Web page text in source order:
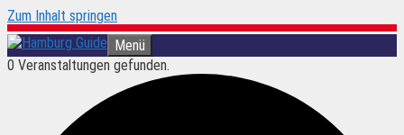
Zum Inhalt springen
Menü
0 Veranstaltungen gefunden.